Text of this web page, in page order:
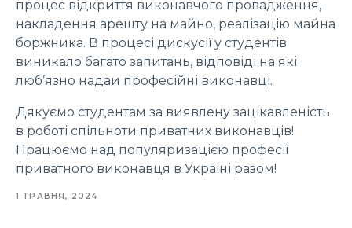
процес відкриття виконавчого провадження,
накладення арешту на майно, реалізацію майна
боржника. В процесі дискусії у студентів
виникало багато запитань, відповіді на які
люб’язно надаи професійні виконавці.
Дякуємо студентам за виявлену зацікавленість
в роботі спільноти приватних виконавців!
Працюємо над популяризацією професії
приватного виконавця в Україні разом!
1 ТРАВНЯ, 2024